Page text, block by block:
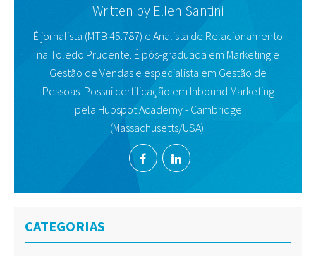
Written by Ellen Santini
É jornalista (MTB 45.787) e Analista de Relacionamento
na Toledo Prudente. É pós-graduada em Marketing e
Gestão de Vendas e especialista em Gestão de
Pessoas. Possui certificação em Inbound Marketing
pela Hubspot Academy - Cambridge
(Massachusetts/USA).
CATEGORIAS